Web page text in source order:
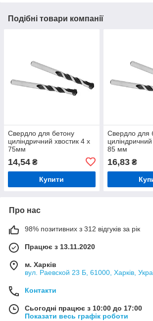
Подібні товари компанії
Свердло для бетону
циліндричний хвостик 4 х
75мм
14,54 ₴
Купити
Свердло для
85 мм
16,83₴
Про нас
98% позитивних з 312 відгуків за рік
Працює з 13.11.2020
м. Харків
вул. Раевской 23 Б, 61000, Харків,
Контакти
Сьогодні працює з 10:00 до 17:00
Показати весь графік роботи